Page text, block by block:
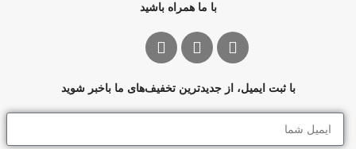
با ما همراه باشید
با ثبت ایمیل، از جدیدترین تخفیف‌های ما باخبر شوید